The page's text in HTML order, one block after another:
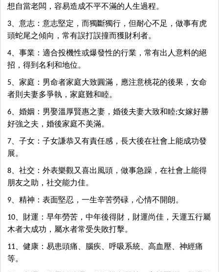
想自當老闆，容易造成不平不滿的人生過程。
3、意志：意志堅定，而獨斷獨行，但耐心不足，做事有虎
頭蛇尾之傾向，常有誤打誤撞而獲財利者。
4、事業：適合投機性或爆發性的行業，常有出人意料的絕
招，得到名利和地位。
5、家庭：男命者家庭大致圓滿，應注意桃花的後果，女命
者則夫妻多爭執，家庭難和睦。
6、婚姻：男娶溫厚賢惠之妻，婚後夫妻大致和睦;女嫁好勝
好強之夫，婚後家庭不美滿。
7、子女：子女謙恭又有責任感，長大後在社會上能成功發
展。
8、社交：外表樂觀又喜出風頭，做事急躁，在社會上能得
朋友之助，社交能力佳。
9、精神：表面堅忍，一生辛苦勞碌，心情不開朗。
10、財運：早年勞苦，中年後得財，財運尚佳，天運五行屬
木者大成功，屬水者常受失敗打擊。
11、健康：易患頭痛、腦疾、呼吸系統、高血壓、神經痛
等。